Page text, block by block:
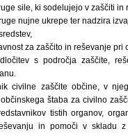
sile, ki sodelujejo v zaščiti in
nujne ukrepe ter nadzira
za zaščito in reševanje pri
s področja zaščite,
civilne zaščite občine, v
štaba za civilno
tistih organov,
in pomoči v skladu z